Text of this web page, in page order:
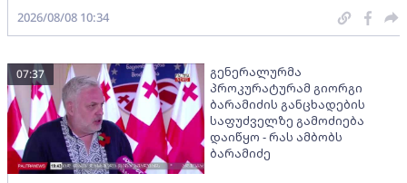
2026/08/08 10:34
გენერალურმა
პროკურატურამ გიორგი
ბარამიძის განცხადების
საფუძველზე გამოძიება
დაიწყო - რას ამბობს
ბარამიძე
07:37